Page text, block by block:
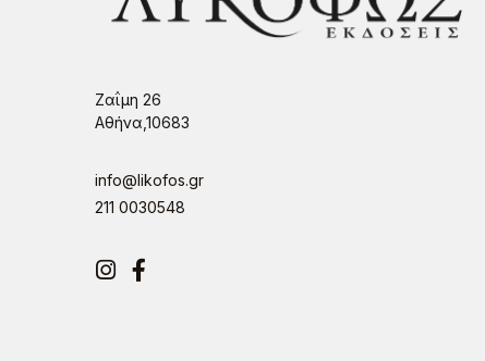
Ζαΐμη 26
Αθήνα,10683
info@likofos.gr
211 0030548
Instagram
Facebook